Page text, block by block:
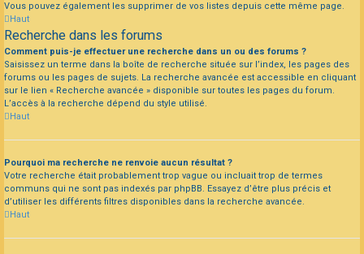
Vous pouvez également les supprimer de vos listes depuis cette même page.
Haut
Recherche dans les forums
Comment puis-je effectuer une recherche dans un ou des forums ?
Saisissez un terme dans la boîte de recherche située sur l’index, les pages des
forums ou les pages de sujets. La recherche avancée est accessible en cliquant
sur le lien « Recherche avancée » disponible sur toutes les pages du forum.
L’accès à la recherche dépend du style utilisé.
Haut
Pourquoi ma recherche ne renvoie aucun résultat ?
Votre recherche était probablement trop vague ou incluait trop de termes
communs qui ne sont pas indexés par phpBB. Essayez d’être plus précis et
d’utiliser les différents filtres disponibles dans la recherche avancée.
Haut